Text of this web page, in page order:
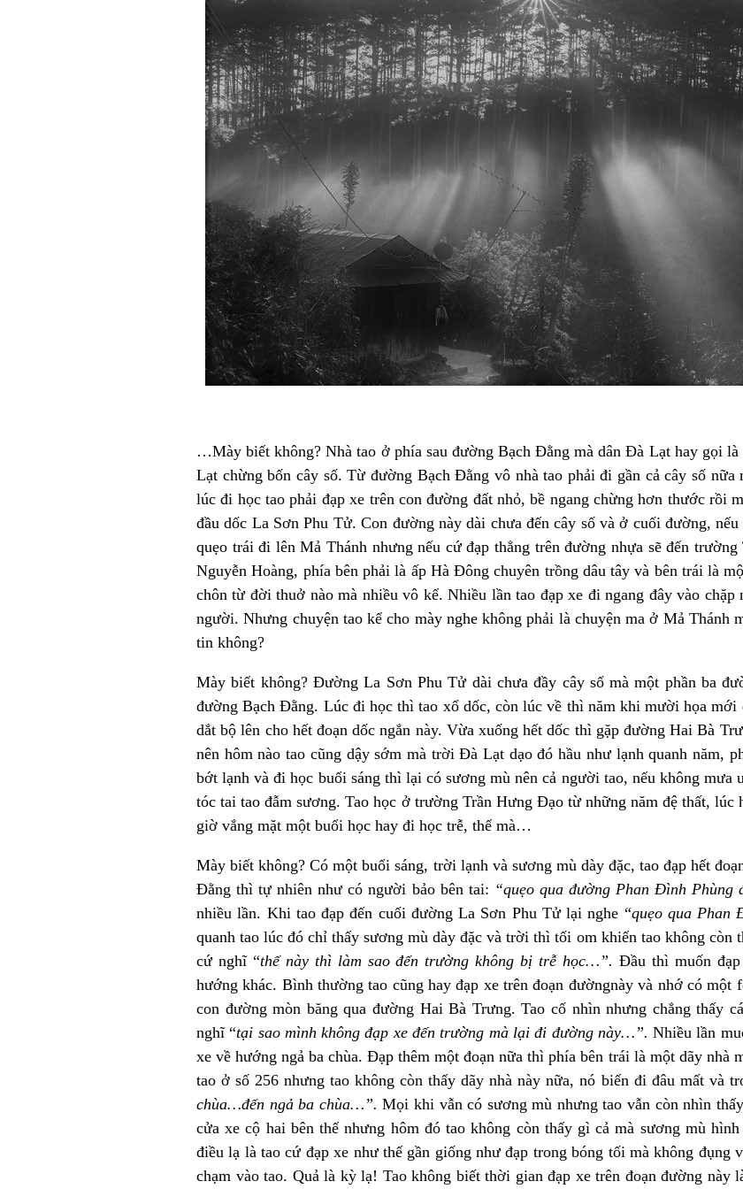
…Mày biết không? Nhà tao ở phía sau đường Bạch Đằng mà dân Đà Lạt hay gọi
Lạt chừng bốn cây số. Từ đường Bạch Đằng vô nhà tao phải đi gần cả cây số
lúc đi học tao phải đạp xe trên con đường đất nhỏ, bề ngang chừng hơn thước rồi
đầu dốc La Sơn Phu Tử. Con đường này dài chưa đến cây số và ở cuối đường,
quẹo trái đi lên Mả Thánh nhưng nếu cứ đạp thẳng trên đường nhựa sẽ đến
Nguyễn Hoàng, phía bên phải là ấp Hà Đông chuyên trồng dâu tây và bên trái là
chôn từ đời thuở nào mà nhiều vô kể. Nhiều lần tao đạp xe đi ngang đây vào
người. Nhưng chuyện tao kể cho mày nghe không phải là chuyện ma ở Mả Thánh
tin không?
Mày biết không? Đường La Sơn Phu Tử dài chưa đầy cây số mà một phần ba
đường Bạch Đằng. Lúc đi học thì tao xổ dốc, còn lúc về thì năm khi mười họa mới
dắt bộ lên cho hết đoạn dốc ngắn này. Vừa xuống hết dốc thì gặp đường Hai Bà
nên hôm nào tao cũng dậy sớm mà trời Đà Lạt dạo đó hầu như lạnh quanh năm,
bớt lạnh và đi học buổi sáng thì lại có sương mù nên cả người tao, nếu không mưa
tóc tai tao đẫm sương. Tao học ở trường Trần Hưng Đạo từ những năm đệ thất, lúc
giờ vắng mặt một buổi học hay đi học trễ, thế mà…
Mày biết không? Có một buổi sáng, trời lạnh và sương mù dày đặc, tao đạp hết
Đằng thì tự nhiên như có người bảo bên tai: “quẹo qua đường Phan Đình Phùng
nhiều lần. Khi tao đạp đến cuối đường La Sơn Phu Tử lại nghe “quẹo qua Phan
quanh tao lúc đó chỉ thấy sương mù dày đặc và trời thì tối om khiến tao không còn
cứ nghĩ “thế này thì làm sao đến trường không bị trễ học…”. Đầu thì muốn
hướng khác. Bình thường tao cũng hay đạp xe trên đoạn đườngnày và nhớ có một
con đường mòn băng qua đường Hai Bà Trưng. Tao cố nhìn nhưng chẳng thấy
nghĩ “tại sao mình không đạp xe đến trường mà lại đi đường này…”. Nhiều lần
xe về hướng ngả ba chùa. Đạp thêm một đoạn nữa thì phía bên trái là một dãy nhà
tao ở số 256 nhưng tao không còn thấy dãy nhà này nữa, nó biến đi đâu mất và
chùa…đến ngả ba chùa…”. Mọi khi vẫn có sương mù nhưng tao vẫn còn nhìn
cửa xe cộ hai bên thế nhưng hôm đó tao không còn thấy gì cả mà sương mù
điều lạ là tao cứ đạp xe như thế gần giống như đạp trong bóng tối mà không đụng
chạm vào tao. Quả là kỳ lạ! Tao không biết thời gian đạp xe trên đoạn đường này